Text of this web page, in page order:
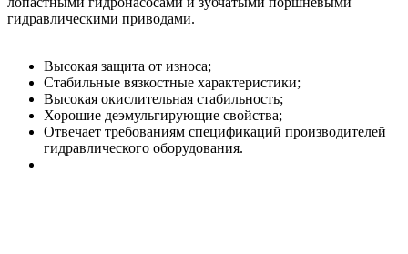
гидравлическими приводами.
Высокая защита от износа;
Стабильные вязкостные характеристики;
Высокая окислительная стабильность;
Хорошие деэмульгирующие свойства;
Отвечает требованиям спецификаций производителей
гидравлического оборудования.